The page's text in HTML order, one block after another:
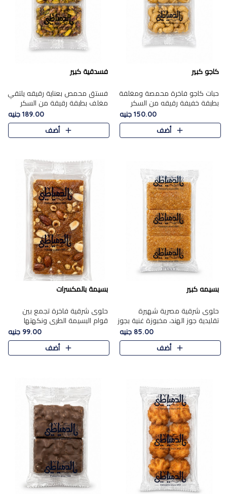
كاجو كبير
حبات كاجو فاخرة محمصة ومغلفة
بطبقة خفيفة رقيقه من السكر
المكرمل، تجمع بين توازن النعومة
زبدية غنية فاخرة والقرمشة
المرضية في حلوى شرقية بطاب..
150.00 جنيه
أضف
فسدقية كبير
فستق محمص بعناية رقيقه يلتقي
مغلف بطبقة رقيقة من السكر
المكرمل، ليقدم مذاقًا فاخرًا حلوي
شرقية فاخرة ونكهة غنية ناتي تميز
كل قطعة و قوام هش
189.00 جنيه
أضف
بسيمه كبير
حلوى شرقية مصرية شهيرة
تقليدية جوز الهند، مخبوزة غنية بجوز
الهند، بلمسه ذهبية وتتميز بقوامها
المرمل وطعمها اللذيذ الذي يشبه
البسبوسة. تُخبز..
85.00 جنيه
أضف
بسيمة بالمكسرات
حلوى شرقية فاخرة تجمع بين
قوام البسيمة الطري ونكهتها
الغنية، مزينة بتشكيلة مختارة من
اللوز والبندق والمكسرات الفاخرة.
مزيج متوازن من القوام ..
99.00 جنيه
أضف